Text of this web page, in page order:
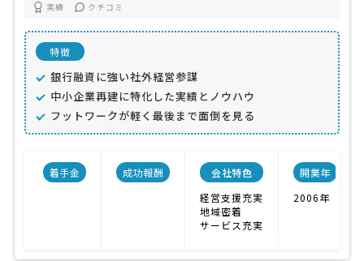
実績 クチコミ
特徴
銀行融資に強い社外経営参謀
中小企業再建に特化した実績とノウハウ
フットワークが軽く最後まで面倒を見る
着手金 成功報酬
会社特色
経営支援充実
地域密着
サービス充実
開業年
2006年